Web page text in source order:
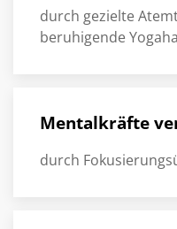
durch gezielte
beruhigende
Mentalkräfte
durch